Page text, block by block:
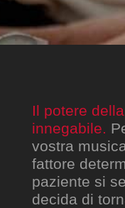
Il potere
innegabile.
vostra
fattore
paziente si
decida di